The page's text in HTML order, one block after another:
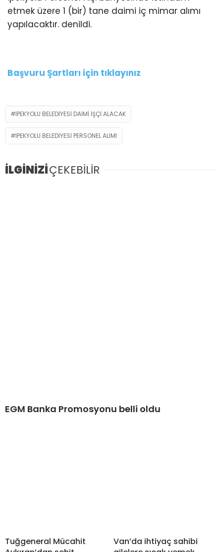
etmek üzere 1 (bir) tane daimi iç mimar alımı
yapılacaktır. denildi.
Başvuru Şartları için tıklayınız
İPEKYOLU BELEDIYESI DAIMI İŞÇI ALACAK
IPEKYOLU BELEDIYESI PERSONEL ALIMI
İLGİNİZİÇEKEBİLİR
EGM Banka Promosyonu belli oldu
Tuğgeneral Mücahit
Van’da ihtiyaç sahibi